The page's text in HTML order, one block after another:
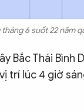
6 suốt 22 năm
Bắc Thái Bình
trí lúc 4 giờ